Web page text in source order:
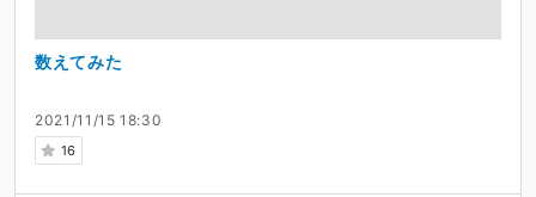
2021/11/15 18:30
16
数えてみた